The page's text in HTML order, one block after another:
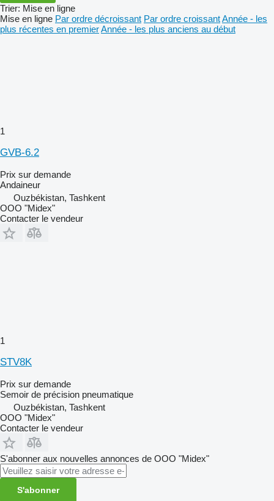
Trier: Mise en ligne
Mise en ligne Par ordre décroissant Par ordre croissantAnnée - les
plus récentes en premierAnnée - les plus anciens au début
1
GVB-6.2
Prix sur demande
Andaineur
Ouzbékistan, Tashkent
OOO "Midex"
Contacter le vendeur
1
STV8K
Prix sur demande
Semoir de précision pneumatique
Ouzbékistan, Tashkent
OOO "Midex"
Contacter le vendeur
S'abonner aux nouvelles annonces de ООО "Midex"
S'abonner